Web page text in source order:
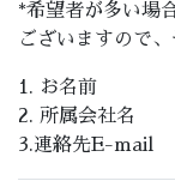
*希望者が多い場合
ございますので、
1. お名前
2. 所属会社名
3.連絡先E-mail